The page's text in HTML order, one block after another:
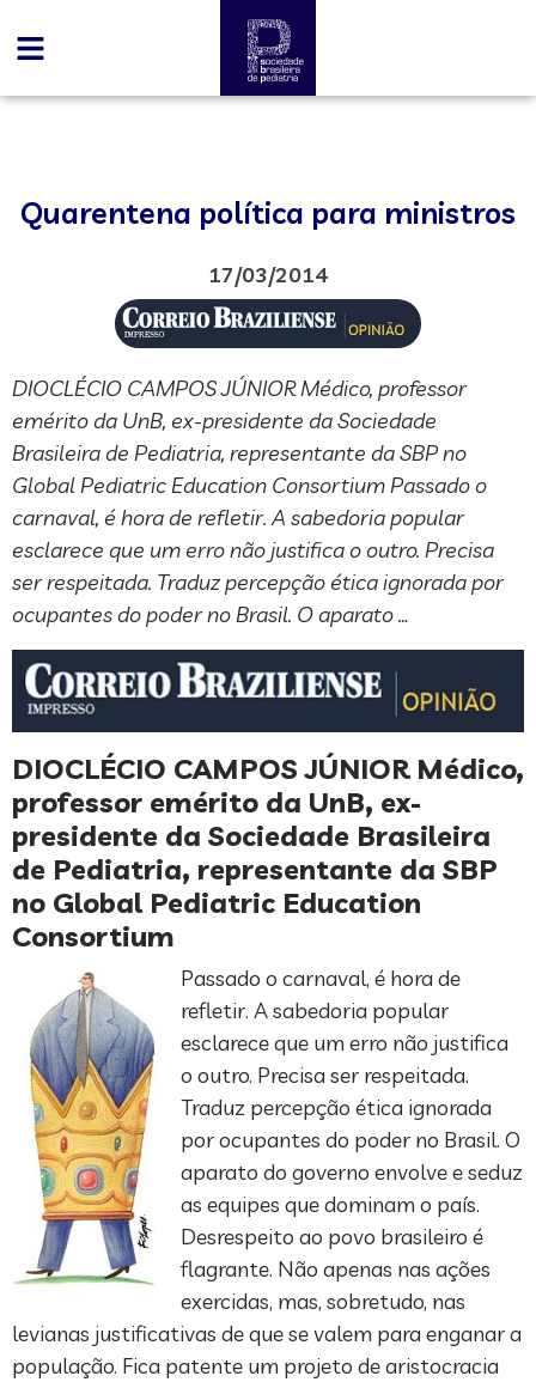
Quarentena política para ministros
17/03/2014
DIOCLÉCIO CAMPOS JÚNIOR Médico, professor
emérito da UnB, ex-presidente da Sociedade
Brasileira de Pediatria, representante da SBP no
Global Pediatric Education Consortium Passado o
carnaval, é hora de refletir. A sabedoria popular
esclarece que um erro não justifica o outro. Precisa
ser respeitada. Traduz percepção ética ignorada por
ocupantes do poder no Brasil. O aparato …
DIOCLÉCIO CAMPOS JÚNIOR Médico,
professor emérito da UnB, ex-
presidente da Sociedade Brasileira
de Pediatria, representante da SBP
no Global Pediatric Education
Consortium
Passado o carnaval, é hora de
refletir. A sabedoria popular
esclarece que um erro não justifica
o outro. Precisa ser respeitada.
Traduz percepção ética ignorada
por ocupantes do poder no Brasil. O
aparato do governo envolve e seduz
as equipes que dominam o país.
Desrespeito ao povo brasileiro é
flagrante. Não apenas nas ações
exercidas, mas, sobretudo, nas
levianas justificativas de que se valem para enganar a
população. Fica patente um projeto de aristocracia